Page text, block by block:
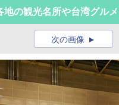
地の観光名所や台湾グル
次の画像